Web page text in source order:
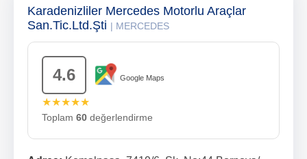
Karadenizliler Mercedes Motorlu Araçlar
San.Tic.Ltd.Şti | MERCEDES
4.6 Google Maps
★★★★★
Toplam 60 değerlendirme